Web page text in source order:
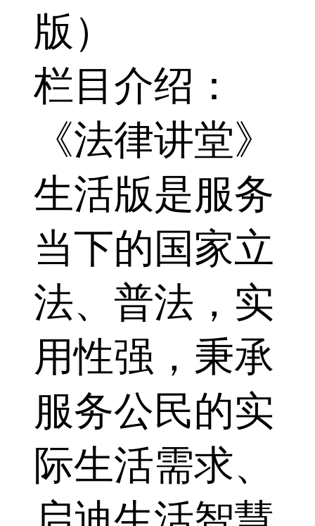
版）
栏目介绍：
《法律讲堂》
生活版是服务
当下的国家立
法、普法，实
用性强，秉承
服务公民的实
际生活需求、